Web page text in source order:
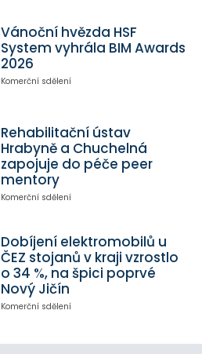
Vánoční hvězda HSF
System vyhrála BIM Awards
2026
Komerční sdělení
Rehabilitační ústav
Hrabyně a Chuchelná
zapojuje do péče peer
mentory
Komerční sdělení
Dobíjení elektromobilů u
ČEZ stojanů v kraji vzrostlo
o 34 %, na špici poprvé
Nový Jičín
Komerční sdělení